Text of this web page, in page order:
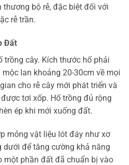
bộ rễ, đặc biệt đối với
rễ trần.
Đất
trồng cây. Kích thước hố phải
lan khoảng 20-30cm về mọi
cho rễ cây mới phát triển và
tơi xốp. Hố trồng đủ rộng
ép khi mới xuống đất.
mỏng vật liệu lót đáy như xơ
để tăng cường khả năng
một phần đất đã chuẩn bị vào